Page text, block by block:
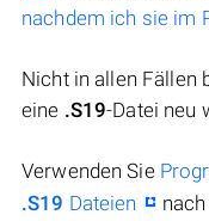
nachdem ich sie im
Nicht in allen Fällen
eine .S19-Datei neu
Verwenden Sie
.S19 Dateien